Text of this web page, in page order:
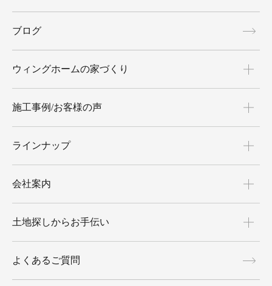
ブログ
ウィングホームの家づくり
施工事例/お客様の声
ラインナップ
会社案内
土地探しからお手伝い
よくあるご質問